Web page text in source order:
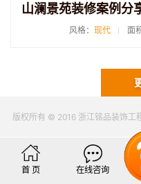
山澜景苑装修案例分
风格： 现代 面
版权所有 © 2016 浙江铭品装饰工
首 页 在线咨询